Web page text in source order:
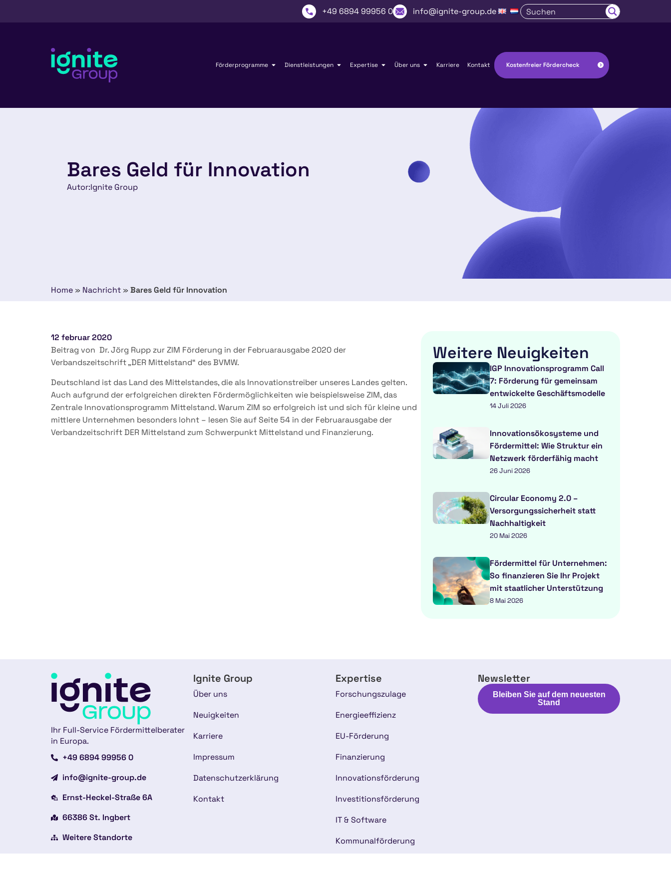
+49 6894 99956 0 info@ignite-group.de
Förderprogramme Dienstleistungen Expertise Über uns Karriere Kontakt Kostenfreier Fördercheck
Bares Geld für Innovation
Autor:Ignite Group
Home » Nachricht » Bares Geld für Innovation
12 februar 2020
Beitrag von Dr. Jörg Rupp zur ZIM Förderung in der Februarausgabe 2020 der
Verbandszeitschrift „DER Mittelstand“ des BVMW.
Deutschland ist das Land des Mittelstandes, die als Innovationstreiber unseres Landes gelten.
Auch aufgrund der erfolgreichen direkten Fördermöglichkeiten wie beispielsweise ZIM, das
Zentrale Innovationsprogramm Mittelstand. Warum ZIM so erfolgreich ist und sich für kleine und
mittlere Unternehmen besonders lohnt – lesen Sie auf Seite 54 in der Februarausgabe der
Verbandzeitschrift DER Mittelstand zum Schwerpunkt Mittelstand und Finanzierung.
Weitere Neuigkeiten
IGP Innovationsprogramm Call
7: Förderung für gemeinsam
entwickelte Geschäftsmodelle
14 Juli 2026
Innovationsökosysteme und
Fördermittel: Wie Struktur ein
Netzwerk förderfähig macht
26 Juni 2026
Circular Economy 2.0 –
Versorgungssicherheit statt
Nachhaltigkeit
20 Mai 2026
Fördermittel für Unternehmen:
So finanzieren Sie Ihr Projekt
mit staatlicher Unterstützung
8 Mai 2026
Ihr Full-Service Fördermittelberater
in Europa.
+49 6894 99956 0
info@ignite-group.de
Ernst-Heckel-Straße 6A
66386 St. Ingbert
Weitere Standorte
Ignite Group
Über uns
Neuigkeiten
Karriere
Impressum
Datenschutzerklärung
Kontakt
Expertise
Forschungszulage
Energieeffizienz
EU-Förderung
Finanzierung
Innovationsförderung
Investitionsförderung
IT & Software
Kommunalförderung
Newsletter
Bleiben Sie auf dem neuesten
Stand